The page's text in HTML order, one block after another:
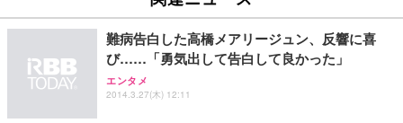
難病告白した高橋メアリージュン、反響に喜
び……「勇気出して告白して良かった」
エンタメ
2014.3.27(木) 12:11